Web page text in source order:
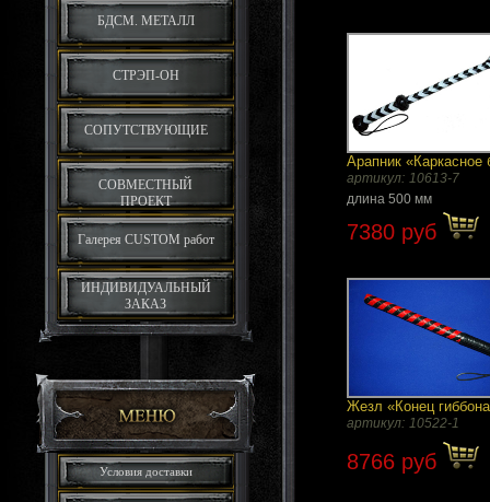
БДСМ. МЕТАЛЛ
СТРЭП-ОН
СОПУТСТВУЮЩИЕ
СОВМЕСТНЫЙ
ПРОЕКТ
Галерея CUSTOM работ
ИНДИВИДУАЛЬНЫЙ
ЗАКАЗ
Условия доставки
Арапник «Каркасное
артикул: 10613-7
длина 500 мм
7380 руб
Жезл «Конец
артикул: 10522-1
8766 руб